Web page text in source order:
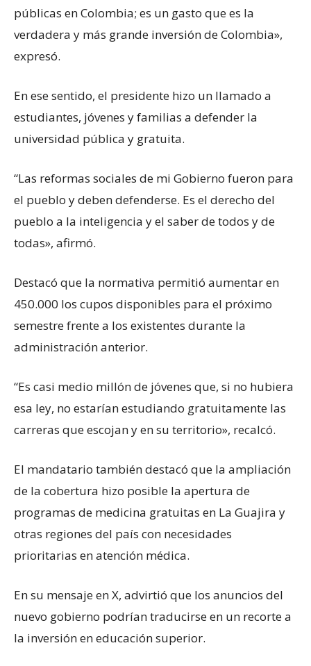
públicas en Colombia; es un gasto que es la
verdadera y más grande inversión de Colombia»,
expresó.
En ese sentido, el presidente hizo un llamado a
estudiantes, jóvenes y familias a defender la
universidad pública y gratuita.
“Las reformas sociales de mi Gobierno fueron para
el pueblo y deben defenderse. Es el derecho del
pueblo a la inteligencia y el saber de todos y de
todas», afirmó.
Destacó que la normativa permitió aumentar en
450.000 los cupos disponibles para el próximo
semestre frente a los existentes durante la
administración anterior.
“Es casi medio millón de jóvenes que, si no hubiera
esa ley, no estarían estudiando gratuitamente las
carreras que escojan y en su territorio», recalcó.
El mandatario también destacó que la ampliación
de la cobertura hizo posible la apertura de
programas de medicina gratuitas en La Guajira y
otras regiones del país con necesidades
prioritarias en atención médica.
En su mensaje en X, advirtió que los anuncios del
nuevo gobierno podrían traducirse en un recorte a
la inversión en educación superior.